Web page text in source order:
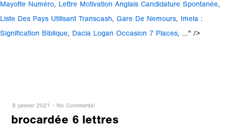
Mayotte Numéro, Lettre Motivation Anglais Candidature Spontanée,
Liste Des Pays Utilisant Transcash, Gare De Nemours, Imela :
Signification Biblique, Dacia Logan Occasion 7 Places, ..." />
9 janvier 2021 - No Comments!
brocardée 6 lettres